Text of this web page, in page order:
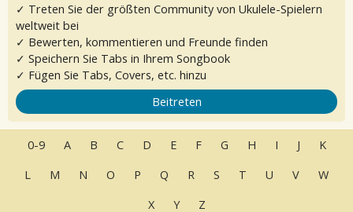
✓ Treten Sie der größten Community von Ukulele-Spielern
weltweit bei
✓ Bewerten, kommentieren und Freunde finden
✓ Speichern Sie Tabs in Ihrem Songbook
✓ Fügen Sie Tabs, Covers, etc. hinzu
Beitreten
0-9 A B C D E F G H I J
K
L
M N O P Q R S T U V
W
X
Y Z